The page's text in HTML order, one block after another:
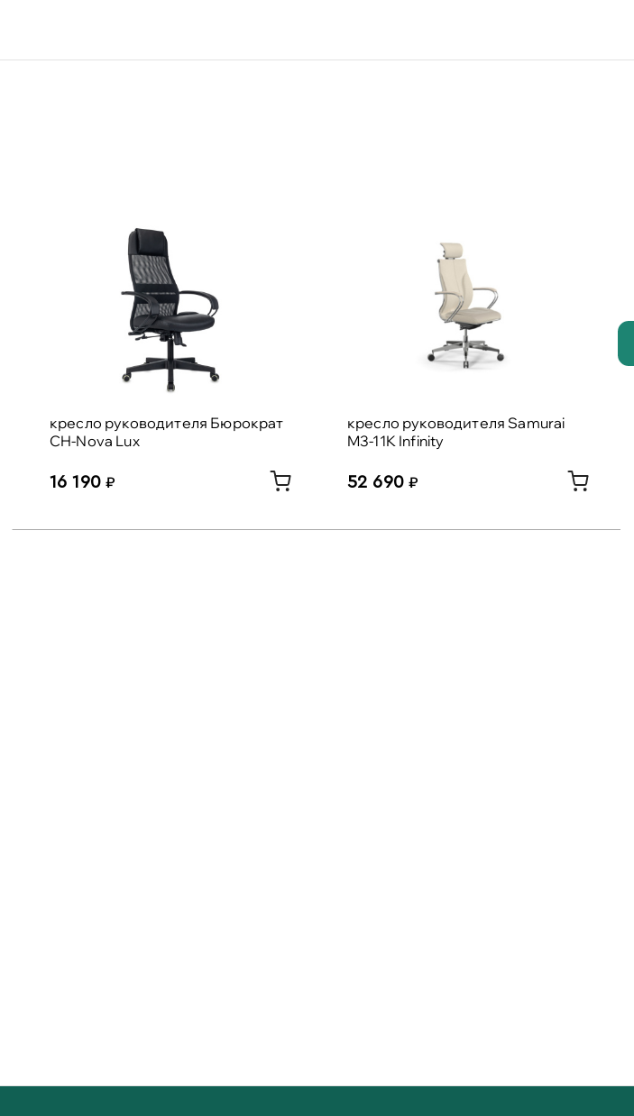
кресло руководителя Бюрократ
CH-Nova Lux
16 190
кресло руководителя Samurai
M3-11K Infinity
52 690